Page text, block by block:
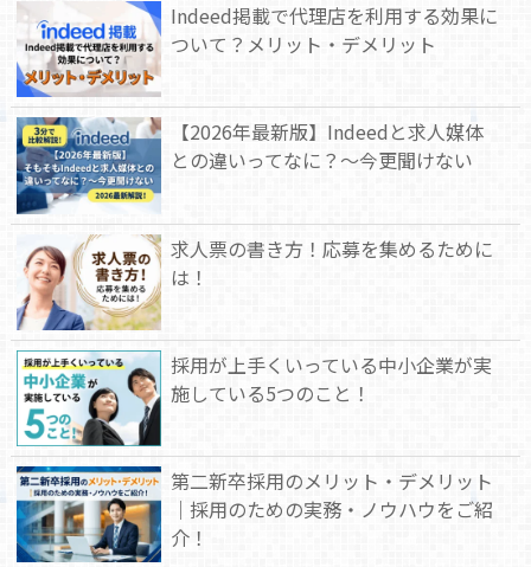
Indeed掲載で代理店を利用する効果に
ついて？メリット・デメリット
【2026年最新版】Indeedと求人媒体
との違いってなに？～今更聞けない
求人票の書き方！応募を集めるために
は！
採用が上手くいっている中小企業が実
施している5つのこと！
第二新卒採用のメリット・デメリット
｜採用のための実務・ノウハウをご紹
介！